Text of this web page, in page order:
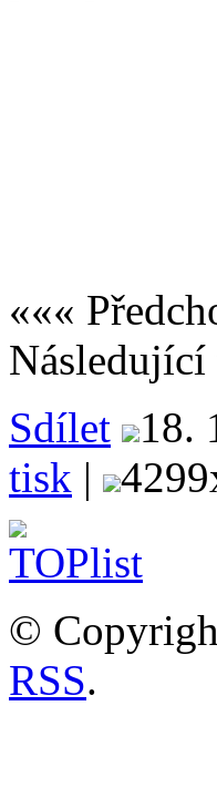
«««
Následující
Sdílet
18.
tisk |
©
RSS.